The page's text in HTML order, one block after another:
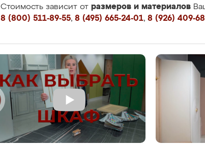
Стоимость зависит от размеров и материалов
8 (800) 511-89-55, 8 (495) 665-24-01, 8 (926) 409-